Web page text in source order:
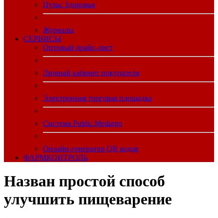
Пульс Здоровья
Журналы
CЕРВИСЫ
Оптовый прайс-лист
Личный кабинет покупателя
Электронная торговая площадка
Система Public.Medargo
Онлайн-генератор QR кодов
ФАРМКОНТРОЛЬ
Назван простой способ
улучшить пищеварение